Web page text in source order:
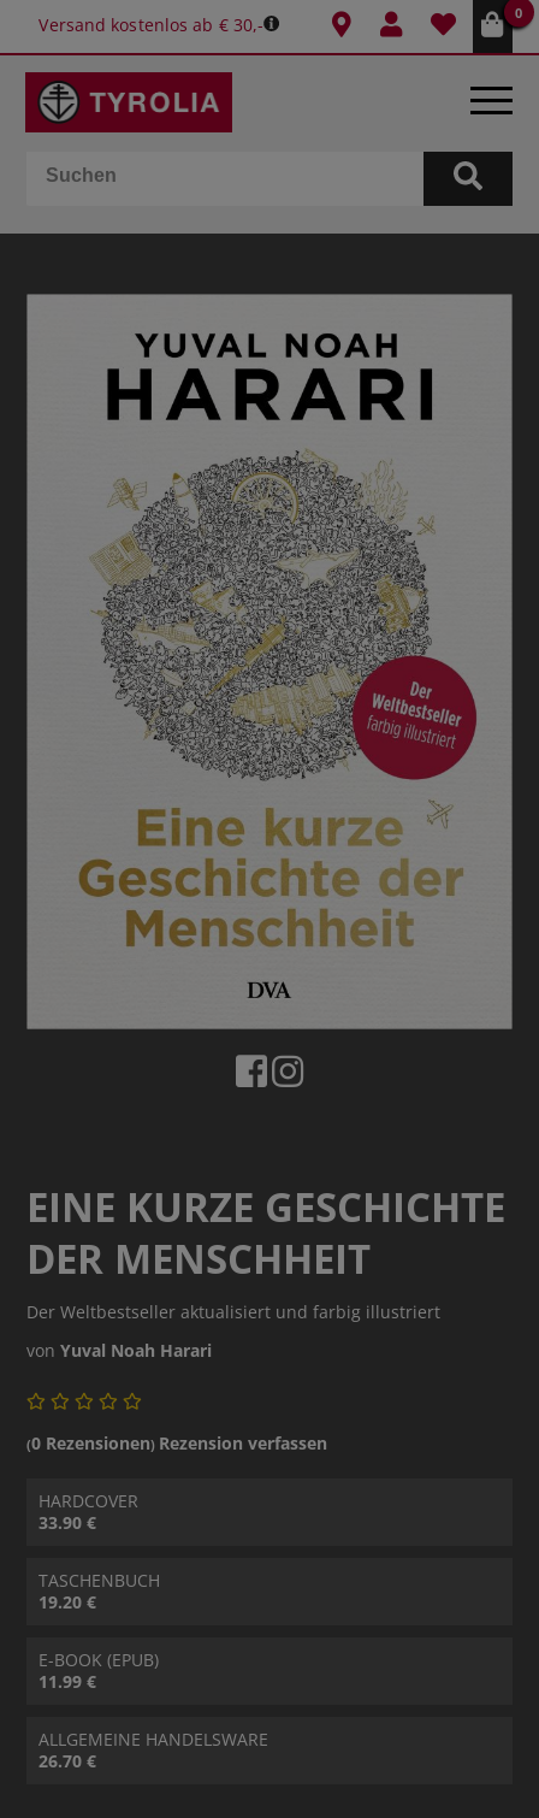
Versand kostenlos ab € 30,-
0
BÜCHER
KALENDER
SCHULE & BÜRO
BUCHTIPPS
EINE KURZE GESCHICHTE
DER MENSCHHEIT
Der Weltbestseller aktualisiert und farbig illustriert
vonYuval Noah Harari
(0 Rezensionen) Rezension verfassen
HARDCOVER
33.90 €
TASCHENBUCH
19.20 €
E-BOOK (EPUB)
11.99 €
ALLGEMEINE HANDELSWARE
26.70 €